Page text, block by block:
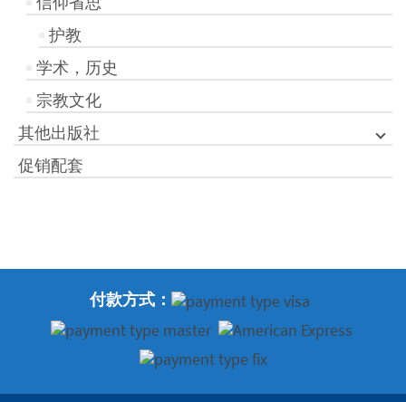
护教
学术，历史
宗教文化
其他出版社
促销配套
付款方式：